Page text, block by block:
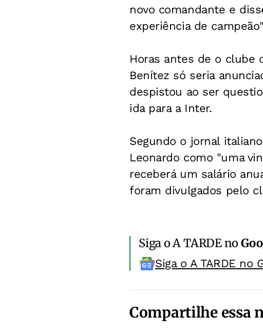
novo comandante e
experiência de
Horas antes de o clube
Benítez só seria
despistou ao ser
ida para a Inter.
Segundo o jornal italiano
Leonardo como "uma
receberá um salário
foram divulgados pelo
Siga o A TARDE no
Siga o A TARDE no
Compartilhe essa